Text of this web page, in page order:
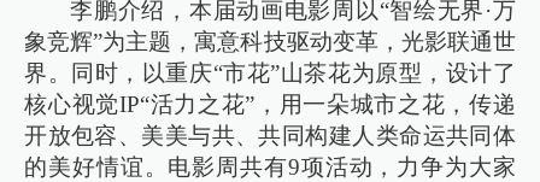
李鹏介绍，本届动画电影周以“智绘无界·万
象竞辉”为主题，寓意科技驱动变革，光影联通世
界。同时，以重庆“市花”山茶花为原型，设计了
核心视觉IP“活力之花”，用一朵城市之花，传递
开放包容、美美与共、共同构建人类命运共同体
的美好情谊。电影周共有9项活动，力争为大家